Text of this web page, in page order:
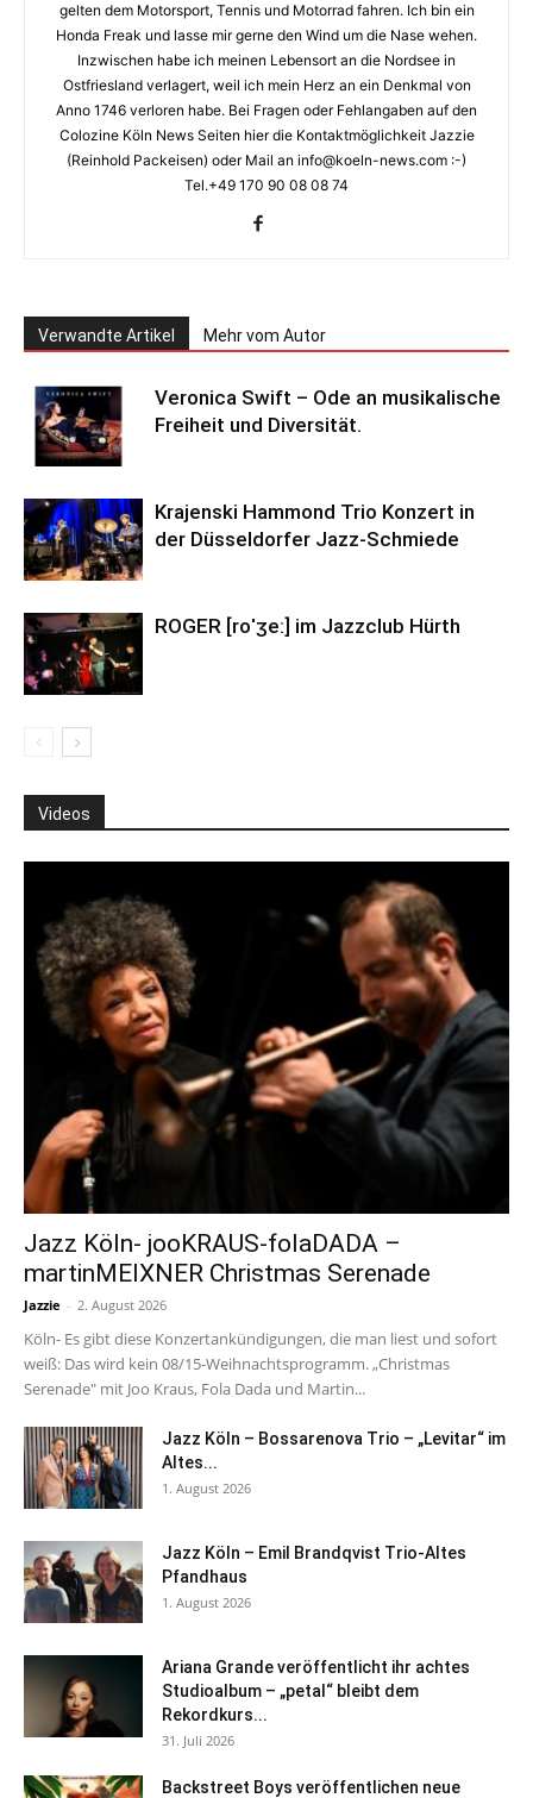
gelten dem Motorsport, Tennis und Motorrad fahren. Ich bin ein
Honda Freak und lasse mir gerne den Wind um die Nase wehen.
Inzwischen habe ich meinen Lebensort an die Nordsee in
Ostfriesland verlagert, weil ich mein Herz an ein Denkmal von
Anno 1746 verloren habe. Bei Fragen oder Fehlangaben auf den
Colozine Köln News Seiten hier die Kontaktmöglichkeit Jazzie
(Reinhold Packeisen) oder Mail an info@koeln-news.com :-)
Tel.+49 170 90 08 08 74
Verwandte Artikel Mehr vom Autor
Veronica Swift – Ode an musikalische
Freiheit und Diversität.
Krajenski Hammond Trio Konzert in
der Düsseldorfer Jazz-Schmiede
ROGER [roˈʒeː] im Jazzclub Hürth
Videos
Jazz Köln- jooKRAUS-folaDADA –
martinMEIXNER Christmas Serenade
Jazzie - 2. August 2026
Köln- Es gibt diese Konzertankündigungen, die man liest und sofort
weiß: Das wird kein 08/15-Weihnachtsprogramm. „Christmas
Serenade" mit Joo Kraus, Fola Dada und Martin...
Jazz Köln – Bossarenova Trio – „Levitar“ im
Altes...
1. August 2026
Jazz Köln – Emil Brandqvist Trio-Altes
Pfandhaus
1. August 2026
Ariana Grande veröffentlicht ihr achtes
Studioalbum – „petal“ bleibt dem
Rekordkurs...
31. Juli 2026
Backstreet Boys veröffentlichen neue